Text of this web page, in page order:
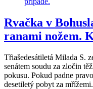
Rvačka v
ranami nožem.
Třiašedesátiletá Milada S.
senátem soudu za zločin
pokusu. Pokud padne
desetiletý pobyt za mřížemi.